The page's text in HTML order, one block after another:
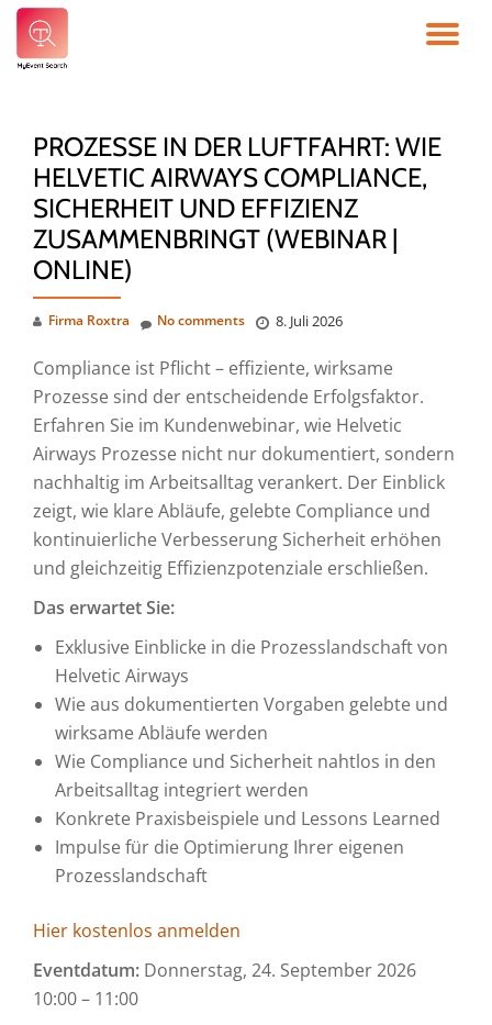
Skip
PROZESSE IN DER LUFTFAHRT: WIE
HELVETIC AIRWAYS COMPLIANCE,
SICHERHEIT UND EFFIZIENZ
ZUSAMMENBRINGT (WEBINAR |
ONLINE)
Firma Roxtra 8. Juli 2026
No comments
Compliance ist Pflicht – effiziente, wirksame
Prozesse sind der entscheidende Erfolgsfaktor.
Erfahren Sie im Kundenwebinar, wie Helvetic
Airways Prozesse nicht nur dokumentiert, sondern
nachhaltig im Arbeitsalltag verankert. Der Einblick
zeigt, wie klare Abläufe, gelebte Compliance und
kontinuierliche Verbesserung Sicherheit erhöhen
und gleichzeitig Effizienzpotenziale erschließen.
Das erwartet Sie:
Exklusive Einblicke in die Prozesslandschaft von
Helvetic Airways
Wie aus dokumentierten Vorgaben gelebte und
wirksame Abläufe werden
Wie Compliance und Sicherheit nahtlos in den
Arbeitsalltag integriert werden
Konkrete Praxisbeispiele und Lessons Learned
Impulse für die Optimierung Ihrer eigenen
Prozesslandschaft
Hier kostenlos anmelden
Eventdatum: Donnerstag, 24. September 2026
10:00 – 11:00